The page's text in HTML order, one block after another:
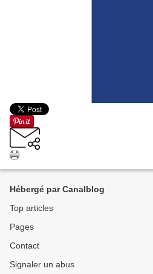
Hébergé par Canalblog
Top articles
Pages
Contact
Signaler un abus